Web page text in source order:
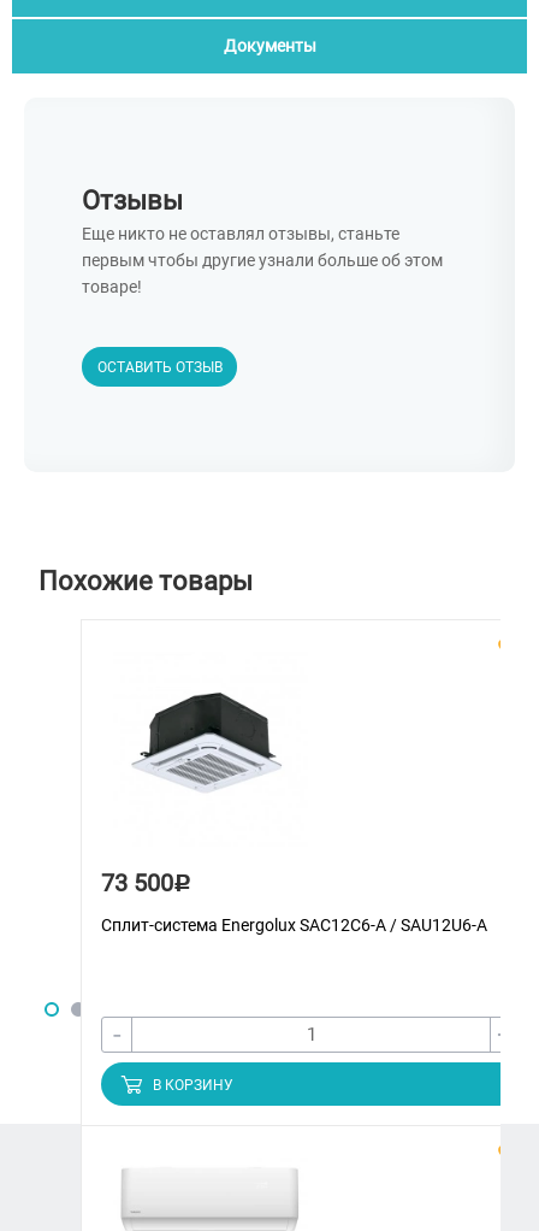
Документы
Отзывы
Еще никто не оставлял отзывы, станьте
первым чтобы другие узнали больше об этом
товаре!
ОСТАВИТЬ ОТЗЫВ
Похожие товары
73 500Р
Сплит-система Energolux SAС12С6-A / SAU12U6-A
- +
В КОРЗИНУ